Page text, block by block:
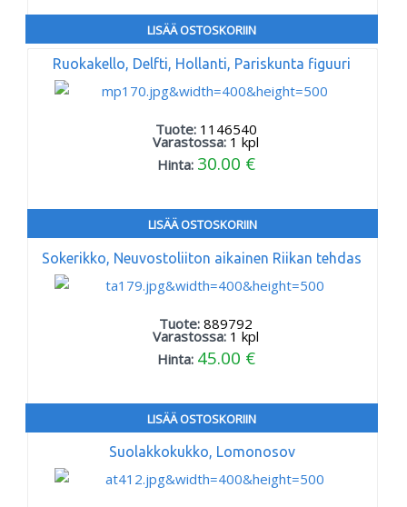
LISÄÄ OSTOSKORIIN
Ruokakello, Delfti, Hollanti, Pariskunta figuuri
Tuote: 1146540
Varastossa: 1 kpl
Hinta: 30.00 €
LISÄÄ OSTOSKORIIN
Sokerikko, Neuvostoliiton aikainen Riikan tehdas
Tuote:889792
Varastossa: 1 kpl
Hinta: 45.00 €
LISÄÄ OSTOSKORIIN
Suolakkokukko, Lomonosov